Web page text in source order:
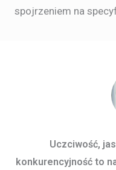
spojrzeniem na
Uczciwość,
konkurencyjność to